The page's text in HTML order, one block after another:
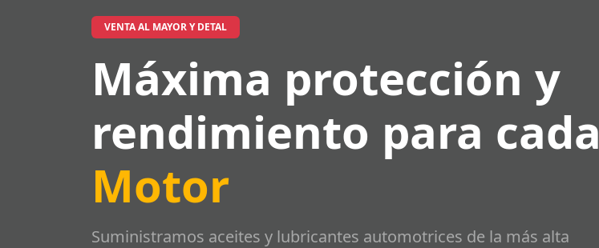
VENTA AL MAYOR Y DETAL
Máxima protección y
rendimiento para cada
Motor
Suministramos aceites y lubricantes automotrices de la más alta